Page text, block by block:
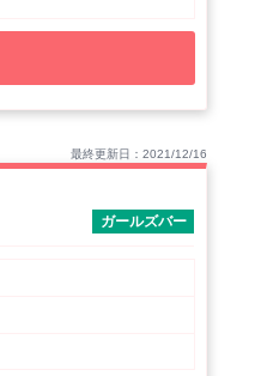
最終更新日：2021/12/16
ガールズバー